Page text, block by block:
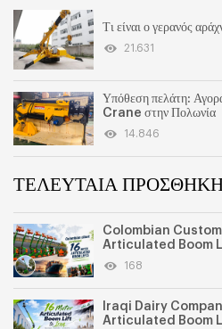
Τι είναι ο γερανός
21.631
Υπόθεση πελάτη:
Crane στην Πολωνία
14.846
ΤΕΛΕΥΤΑΙΑ
Colombian
Articulated Boom
168
Iraqi Dairy
Articulated Boom